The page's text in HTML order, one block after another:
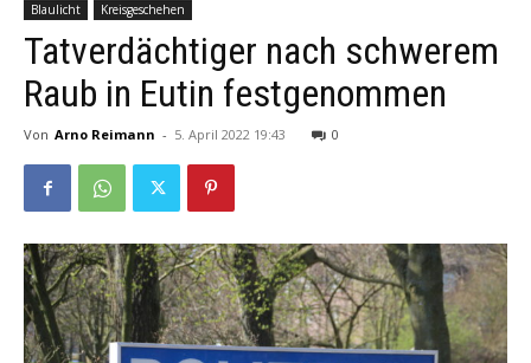
Blaulicht Kreisgeschehen
Tatverdächtiger nach schwerem
Raub in Eutin festgenommen
Von Arno Reimann - 5. April 2022 19:43 0